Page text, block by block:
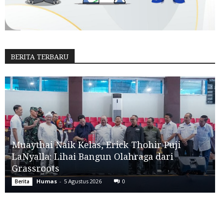
BERITA TERBARU
Muaythai Naik Kelas, Erick Thohir Puji
LaNyalla: Lihai Bangun Olahraga dari
Grassroots
Berita Humas - 5 Agustus 2026 0